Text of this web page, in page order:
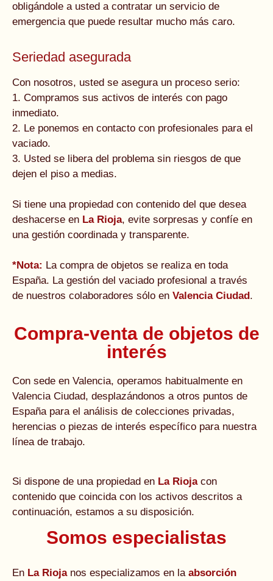
obligándole a usted a contratar un servicio de
emergencia que puede resultar mucho más caro.
Seriedad asegurada
Con nosotros, usted se asegura un proceso serio:
1. Compramos sus activos de interés con pago
inmediato.
2. Le ponemos en contacto con profesionales para el
vaciado.
3. Usted se libera del problema sin riesgos de que
dejen el piso a medias.
Si tiene una propiedad con contenido del que desea
deshacerse en La Rioja, evite sorpresas y confíe en
una gestión coordinada y transparente.
*Nota: La compra de objetos se realiza en toda
España. La gestión del vaciado profesional a través
de nuestros colaboradores sólo en Valencia Ciudad.
Compra-venta de objetos de
interés
Con sede en Valencia, operamos habitualmente en
Valencia Ciudad, desplazándonos a otros puntos de
España para el análisis de colecciones privadas,
herencias o piezas de interés específico para nuestra
línea de trabajo.
Si dispone de una propiedad en La Riojacon
contenido que coincida con los activos descritos a
continuación, estamos a su disposición.
Somos especialistas
En La Riojanos especializamos en la absorción